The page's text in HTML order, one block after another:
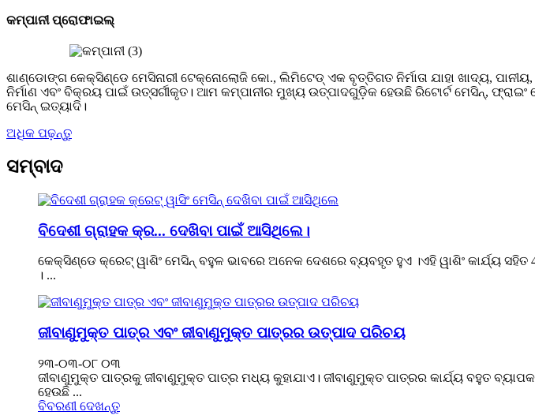
କମ୍ପାନୀ ପ୍ରୋଫାଇଲ୍
ଶାଣ୍ଡୋଙ୍ଗ କେକ୍ସିଣ୍ଡେ ମେସିନାରୀ ଟେକ୍ନୋଲୋଜି କୋ., ଲିମିଟେଡ୍ ଏକ ବୃତ୍ତିଗତ ନିର୍ମାତା ଯାହା ଖାଦ୍ୟ,
ନିର୍ମାଣ ଏବଂ ବିକ୍ରୟ ପାଇଁ ଉତ୍ସର୍ଗୀକୃତ। ଆମ କମ୍ପାନୀର ମୁଖ୍ୟ ଉତ୍ପାଦଗୁଡ଼ିକ ହେଉଛି ରିଟୋର୍ଟ ମେସିନ୍,
ମେସିନ୍ ଇତ୍ୟାଦି।
ଅଧିକ ପଢ଼ନ୍ତୁ
ସମ୍ବାଦ
ବିଦେଶୀ ଗ୍ରାହକ କ୍ର... ଦେଖିବା ପାଇଁ ଆସିଥିଲେ।
କେକ୍ସିଣ୍ଡେ କ୍ରେଟ୍ ୱାଶିଂ ମେସିନ୍ ବହୁଳ ଭାବରେ ଅନେକ ଦେଶରେ ବ୍ୟବହୃତ ହୁଏ ।ଏହି ୱାଶିଂ କାର୍ଯ୍ୟ
। ...
ଜୀବାଣୁମୁକ୍ତ ପାତ୍ର ଏବଂ ଜୀବାଣୁମୁକ୍ତ ପାତ୍ରର ଉତ୍ପାଦ ପରିଚୟ
୨୩-୦୩-୦୮ ୦୩
ଜୀବାଣୁମୁକ୍ତ ପାତ୍ରକୁ ଜୀବାଣୁମୁକ୍ତ ପାତ୍ର ମଧ୍ୟ କୁହାଯାଏ। ଜୀବାଣୁମୁକ୍ତ ପାତ୍ରର କାର୍ଯ୍ୟ ବହୁତ
ହେଉଛି ...
ବିବରଣୀ ଦେଖନ୍ତୁ